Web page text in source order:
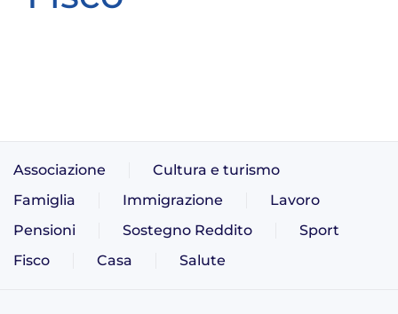
Associazione
Cultura e turismo
Famiglia
Immigrazione
Lavoro
Pensioni
Sostegno Reddito
Sport
Fisco
Casa Salute